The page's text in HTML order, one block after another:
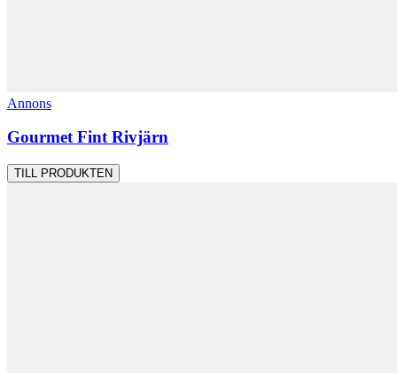
Annons
Gourmet Fint Rivjärn
TILL PRODUKTEN